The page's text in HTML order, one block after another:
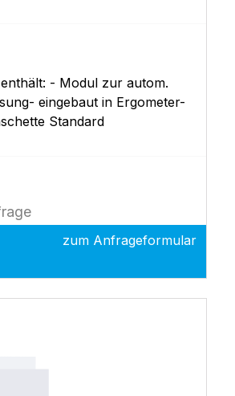
- Modul zur autom.
eingebaut in Ergometer-
Standard
zum Anfrageformular